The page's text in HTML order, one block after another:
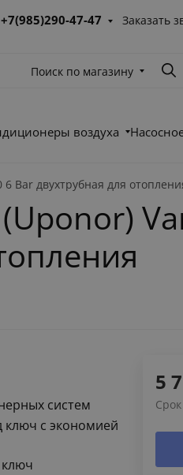
+7(985)290-47-47 Заказать
Поиск по магазину
воздуха
Bar двухтрубная для
систем
с экономией
5